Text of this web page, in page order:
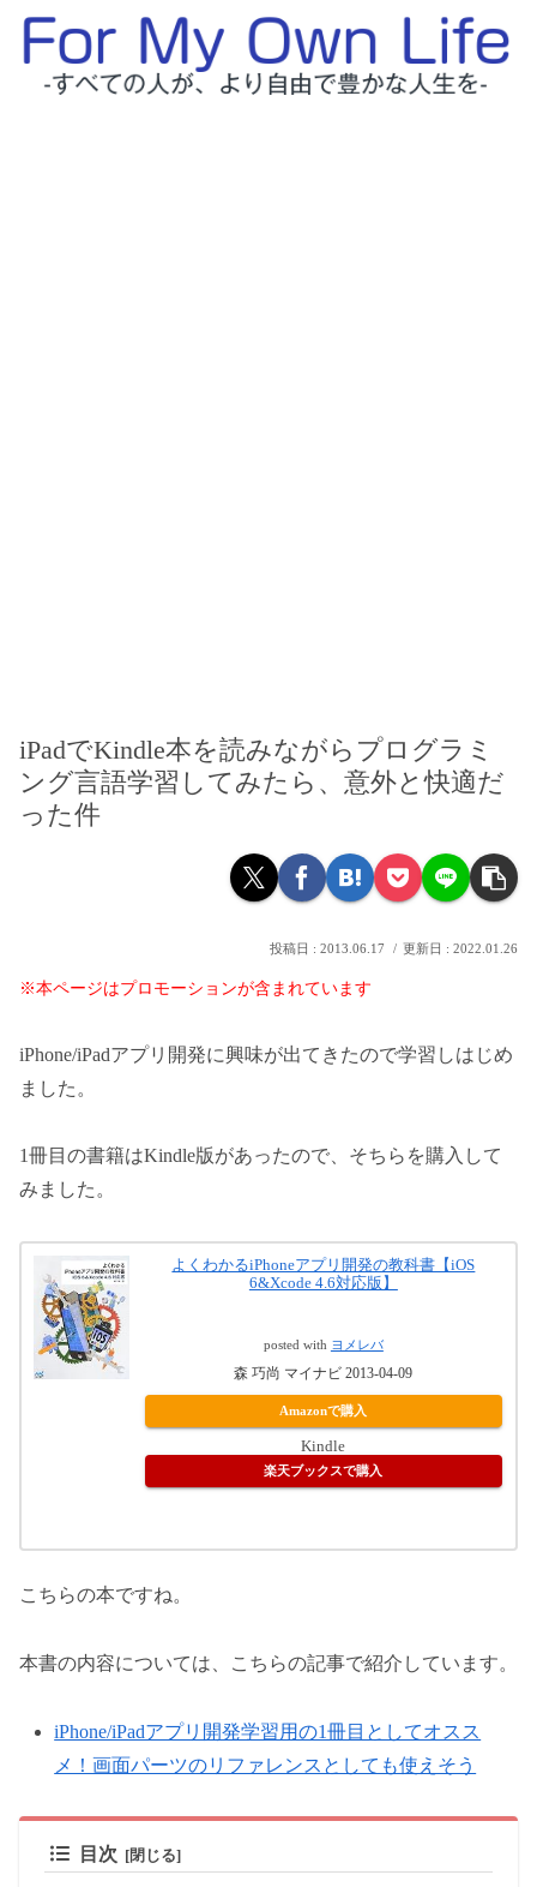
iPadでKindle本を読みながらプログラミ
ング言語学習してみたら、意外と快適だ
った件
2013.06.17 2022.01.26
※本ページはプロモーションが含まれています
iPhone/iPadアプリ開発に興味が出てきたので学習しはじめ
ました。
1冊目の書籍はKindle版があったので、そちらを購入して
みました。
よくわかるiPhoneアプリ開発の教科書【iOS
6&Xcode 4.6対応版】
posted with ヨメレバ
森 巧尚 マイナビ 2013-04-09
Amazonで購入
Kindle
楽天ブックスで購入
こちらの本ですね。
本書の内容については、こちらの記事で紹介しています。
iPhone/iPadアプリ開発学習用の1冊目としてオスス
メ！画面パーツのリファレンスとしても使えそう
目次